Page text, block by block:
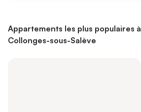
Appartements les plus populaires à
Collonges-sous-Salève